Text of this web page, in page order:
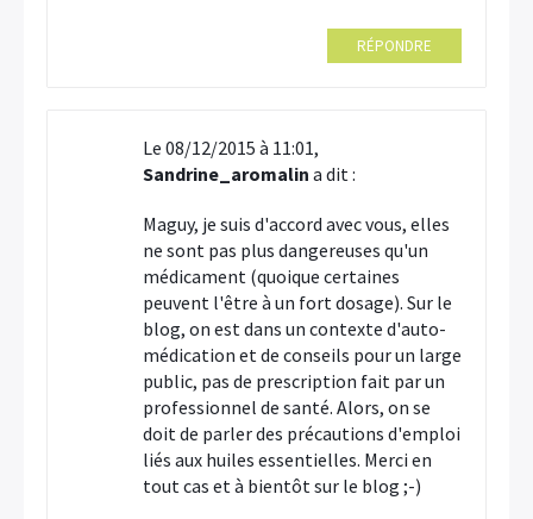
RÉPONDRE
Le 08/12/2015 à 11:01,
Sandrine_aromalin a dit :
Maguy, je suis d'accord avec vous, elles
ne sont pas plus dangereuses qu'un
médicament (quoique certaines
peuvent l'être à un fort dosage). Sur le
blog, on est dans un contexte d'auto-
médication et de conseils pour un large
public, pas de prescription fait par un
professionnel de santé. Alors, on se
doit de parler des précautions d'emploi
liés aux huiles essentielles. Merci en
tout cas et à bientôt sur le blog ;-)